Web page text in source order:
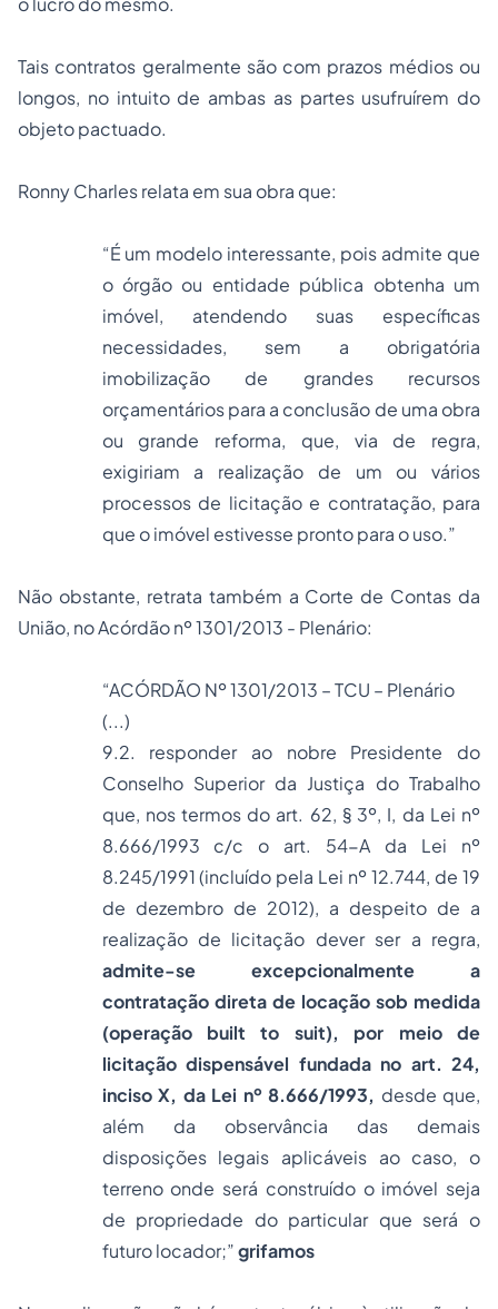
Tais contratos geralmente são com prazos médios ou
longos, no intuito de ambas as partes usufruírem do
objeto pactuado.
Ronny Charles relata em sua obra que:
“É um modelo interessante, pois admite que
o órgão ou entidade pública obtenha um
imóvel, atendendo suas específicas
necessidades, sem a obrigatória
imobilização de grandes recursos
orçamentários para a conclusão de uma obra
ou grande reforma, que, via de regra,
exigiriam a realização de um ou vários
processos de licitação e contratação, para
que o imóvel estivesse pronto para o uso.”
Não obstante, retrata também a Corte de Contas da
União, no Acórdão nº 1301/2013 - Plenário:
“ACÓRDÃO Nº 1301/2013 – TCU – Plenário
(...)
9.2. responder ao nobre Presidente do
Conselho Superior da Justiça do Trabalho
que, nos termos do art. 62, § 3º, I, da Lei nº
8.666/1993 c/c o art. 54-A da Lei nº
8.245/1991 (incluído pela Lei nº 12.744, de 19
de dezembro de 2012), a despeito de a
realização de licitação dever ser a regra,
admite-se excepcionalmente a
contratação direta de locação sob medida
(operação built to suit), por meio de
licitação dispensável fundada no art. 24,
inciso X, da Lei nº 8.666/1993, desde que,
além da observância das demais
disposições legais aplicáveis ao caso, o
terreno onde será construído o imóvel seja
de propriedade do particular que será o
futuro locador;”grifamos